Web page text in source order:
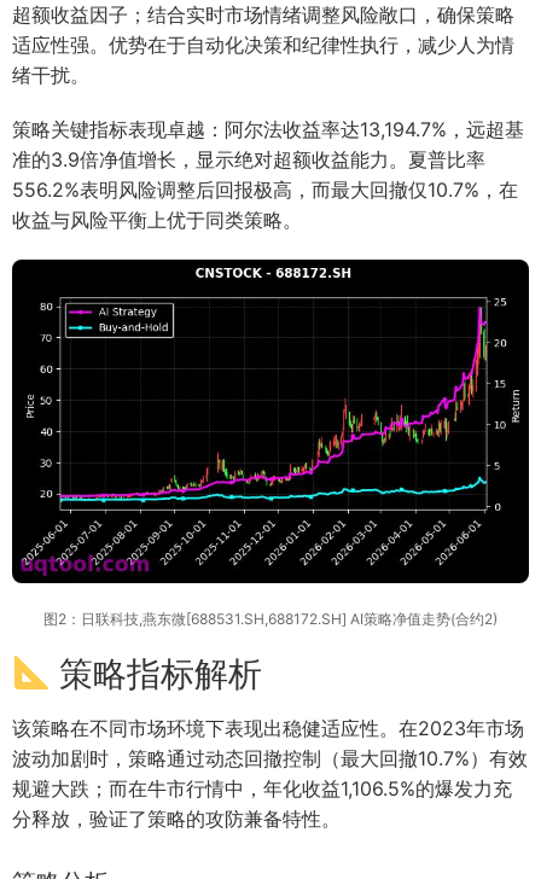
超额收益因子；结合实时市场情绪调整风险敞口，确保策略
适应性强。优势在于自动化决策和纪律性执行，减少人为情
绪干扰。
策略关键指标表现卓越：阿尔法收益率达13,194.7%，远超基
准的3.9倍净值增长，显示绝对超额收益能力。夏普比率
556.2%表明风险调整后回报极高，而最大回撤仅10.7%，在
收益与风险平衡上优于同类策略。
图2：日联科技,燕东微[688531.SH,688172.SH] AI策略净值走势(合约2)
策略指标解析
该策略在不同市场环境下表现出稳健适应性。在2023年市场
波动加剧时，策略通过动态回撤控制（最大回撤10.7%）有效
规避大跌；而在牛市行情中，年化收益1,106.5%的爆发力充
分释放，验证了策略的攻防兼备特性。